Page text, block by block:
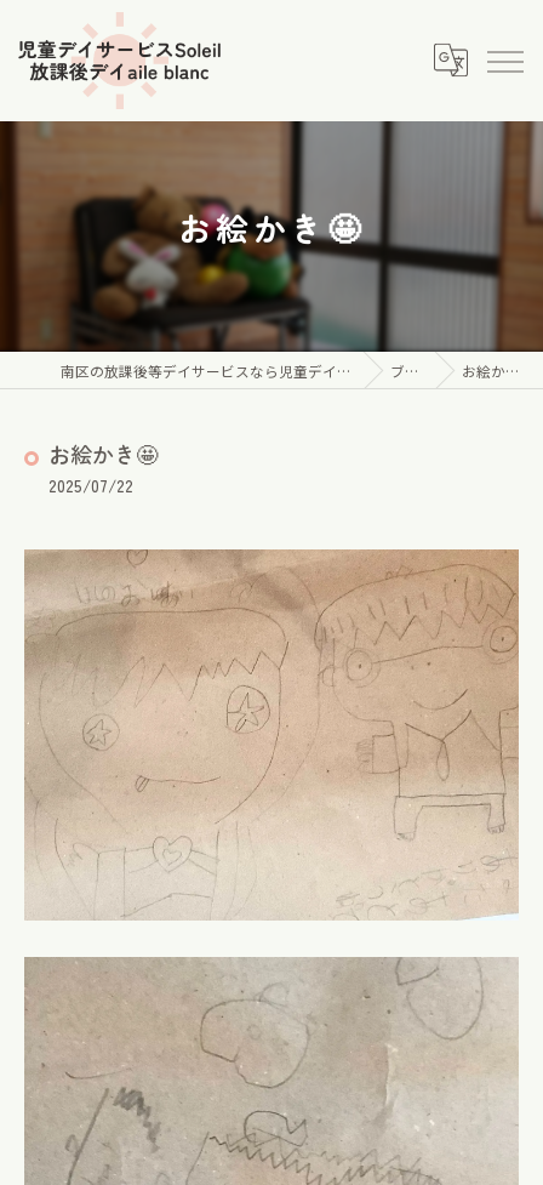
お絵かき🤩
南区の放課後等デイサービスなら児童デイサービス Soleil ブログ お絵かき🤩
お絵かき🤩
2025/07/22